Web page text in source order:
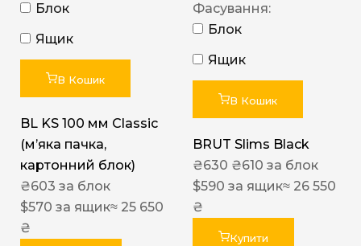
Блок
Ящик
В Кошик
BL KS 100 мм Classic
(м’яка пачка,
картонний блок)
₴603 за блок
$570 за ящик≈ 25 650
₴
Фасування:
Блок
Ящик
В Кошик
BRUT Slims Black
₴630 ₴610 за блок
$590 за ящик≈ 26 550
₴
Купити